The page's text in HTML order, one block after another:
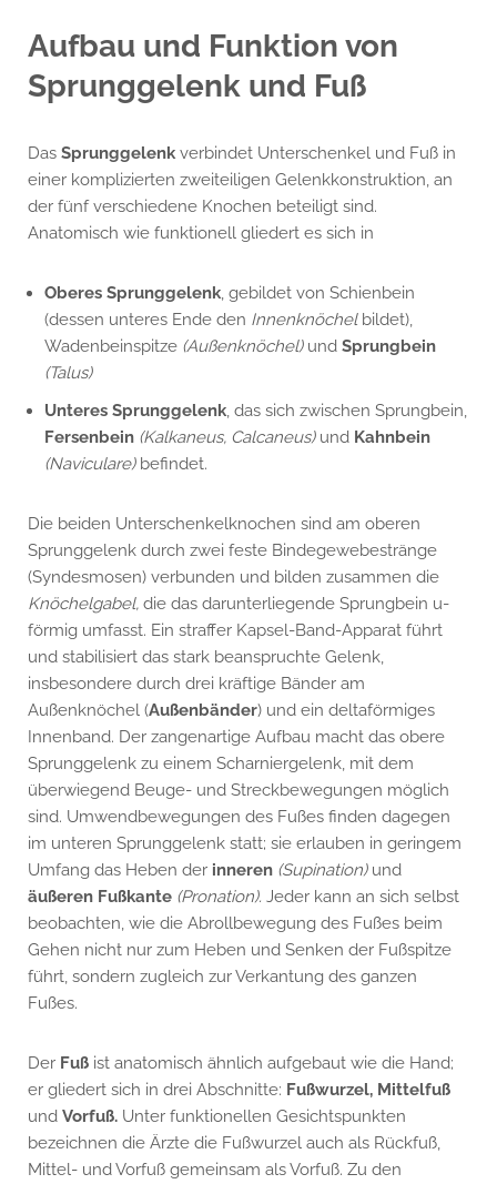
Aufbau und Funktion von
Sprunggelenk und Fuß
Das Sprunggelenk verbindet Unterschenkel und Fuß in
einer komplizierten zweiteiligen Gelenkkonstruktion, an
der fünf verschiedene Knochen beteiligt sind.
Anatomisch wie funktionell gliedert es sich in
Oberes Sprunggelenk, gebildet von Schienbein
(dessen unteres Ende den Innenknöchelbildet),
Wadenbeinspitze (Außenknöchel)und Sprungbein
(Talus)
Unteres Sprunggelenk, das sich zwischen Sprungbein,
Fersenbein (Kalkaneus, Calcaneus)und Kahnbein
(Naviculare)befindet.
Die beiden Unterschenkelknochen sind am oberen
Sprunggelenk durch zwei feste Bindegewebestränge
(Syndesmosen) verbunden und bilden zusammen die
Knöchelgabel, die das darunterliegende Sprungbein u-
förmig umfasst. Ein straffer Kapsel-Band-Apparat führt
und stabilisiert das stark beanspruchte Gelenk,
insbesondere durch drei kräftige Bänder am
Außenknöchel (Außenbänder) und ein deltaförmiges
Innenband. Der zangenartige Aufbau macht das obere
Sprunggelenk zu einem Scharniergelenk, mit dem
überwiegend Beuge- und Streckbewegungen möglich
sind. Umwendbewegungen des Fußes finden dagegen
im unteren Sprunggelenk statt; sie erlauben in geringem
Umfang das Heben der inneren (Supination)und
äußeren Fußkante (Pronation). Jeder kann an sich selbst
beobachten, wie die Abrollbewegung des Fußes beim
Gehen nicht nur zum Heben und Senken der Fußspitze
führt, sondern zugleich zur Verkantung des ganzen
Fußes.
Der Fuß ist anatomisch ähnlich aufgebaut wie die Hand;
er gliedert sich in drei Abschnitte: Fußwurzel, Mittelfuß
und Vorfuß. Unter funktionellen Gesichtspunkten
bezeichnen die Ärzte die Fußwurzel auch als Rückfuß,
Mittel- und Vorfuß gemeinsam als Vorfuß. Zu den